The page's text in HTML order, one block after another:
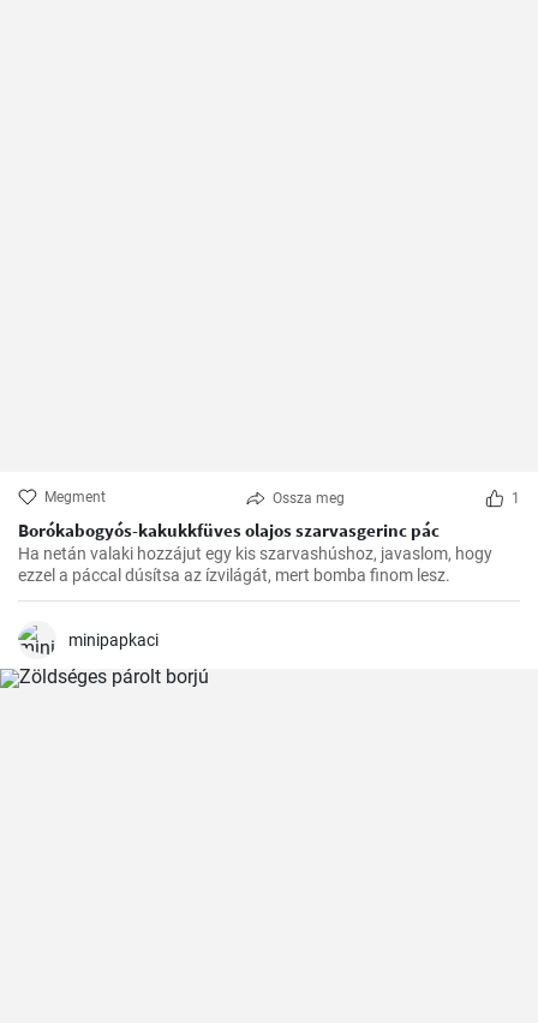
Megment Ossza meg 1
Borókabogyós-kakukkfüves olajos szarvasgerinc pác
Ha netán valaki hozzájut egy kis szarvashúshoz, javaslom, hogy
ezzel a páccal dúsítsa az ízvilágát, mert bomba finom lesz.
minipapkaci